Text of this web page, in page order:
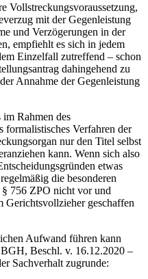
Vollstreckungsvoraussetzung,
mit der Gegenleistung
und Verzögerungen in der
empfiehlt es sich in jedem
Einzelfall zutreffend – schon
dahingehend zu
Annahme der Gegenleistung
Rahmen des
formalistisches Verfahren der
nur den Titel selbst
kann. Wenn sich also
etwas
die besonderen
§ 756 ZPO nicht vor und
Gerichtsvollzieher geschaffen
Aufwand führen kann
Beschl. v. 16.12.2020 –
Sachverhalt zugrunde: